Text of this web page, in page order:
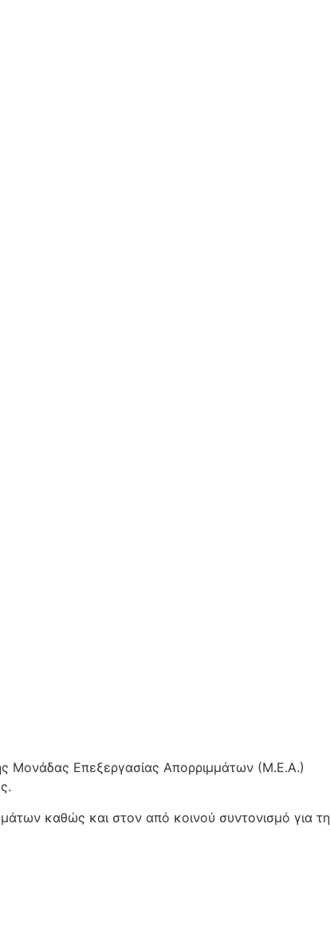
Μονάδας Επεξεργασίας Απορριμμάτων (Μ.Ε.Α.)
καθώς και στον από κοινού συντονισμό για τη